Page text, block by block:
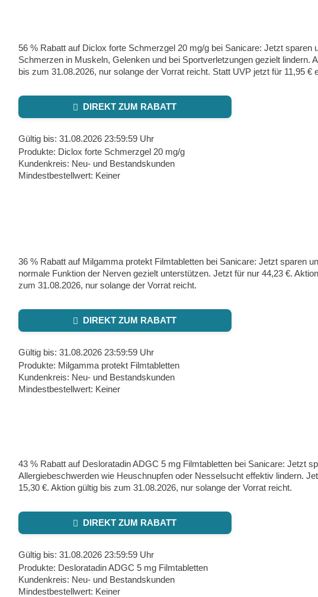
56 % Rabatt auf Diclox forte Schmerzgel 20 mg/g bei Sanicare: Jetzt sparen
Schmerzen in Muskeln, Gelenken und bei Sportverletzungen gezielt lindern.
bis zum 31.08.2026, nur solange der Vorrat reicht. Statt UVP jetzt für 11,95 €
DIREKT ZUM RABATT
Gültig bis: 31.08.2026 23:59:59 Uhr
Produkte: Diclox forte Schmerzgel 20 mg/g
Kundenkreis: Neu- und Bestandskunden
Mindestbestellwert: Keiner
36 % Rabatt auf Milgamma protekt Filmtabletten bei Sanicare: Jetzt sparen
normale Funktion der Nerven gezielt unterstützen. Jetzt für nur 44,23 €.
zum 31.08.2026, nur solange der Vorrat reicht.
DIREKT ZUM RABATT
Gültig bis: 31.08.2026 23:59:59 Uhr
Produkte: Milgamma protekt Filmtabletten
Kundenkreis: Neu- und Bestandskunden
Mindestbestellwert: Keiner
43 % Rabatt auf Desloratadin ADGC 5 mg Filmtabletten bei Sanicare: Jetzt
Allergiebeschwerden wie Heuschnupfen oder Nesselsucht effektiv lindern.
15,30 €. Aktion gültig bis zum 31.08.2026, nur solange der Vorrat reicht.
DIREKT ZUM RABATT
Gültig bis: 31.08.2026 23:59:59 Uhr
Produkte: Desloratadin ADGC 5 mg Filmtabletten
Kundenkreis: Neu- und Bestandskunden
Mindestbestellwert: Keiner